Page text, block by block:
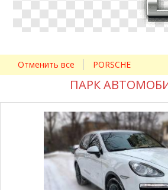
Отменить все PORSCHE
ПАРК